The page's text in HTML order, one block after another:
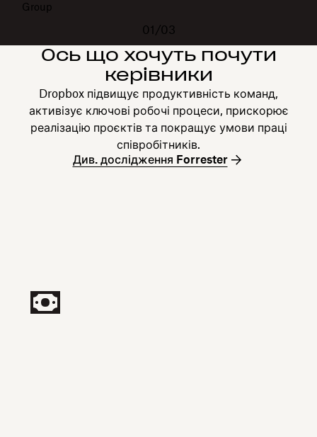
Group
01/03
Ось що хочуть почути
керівники
Dropbox підвищує продуктивність команд,
активізує ключові робочі процеси, прискорює
реалізацію проєктів та покращує умови праці
співробітників.
Див. дослідження Forrester